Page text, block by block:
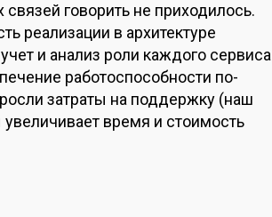
связей говорить не приходилось.
реализации в архитектуре
и анализ роли каждого сервиса
работоспособности по-
затраты на поддержку (наш
время и стоимость